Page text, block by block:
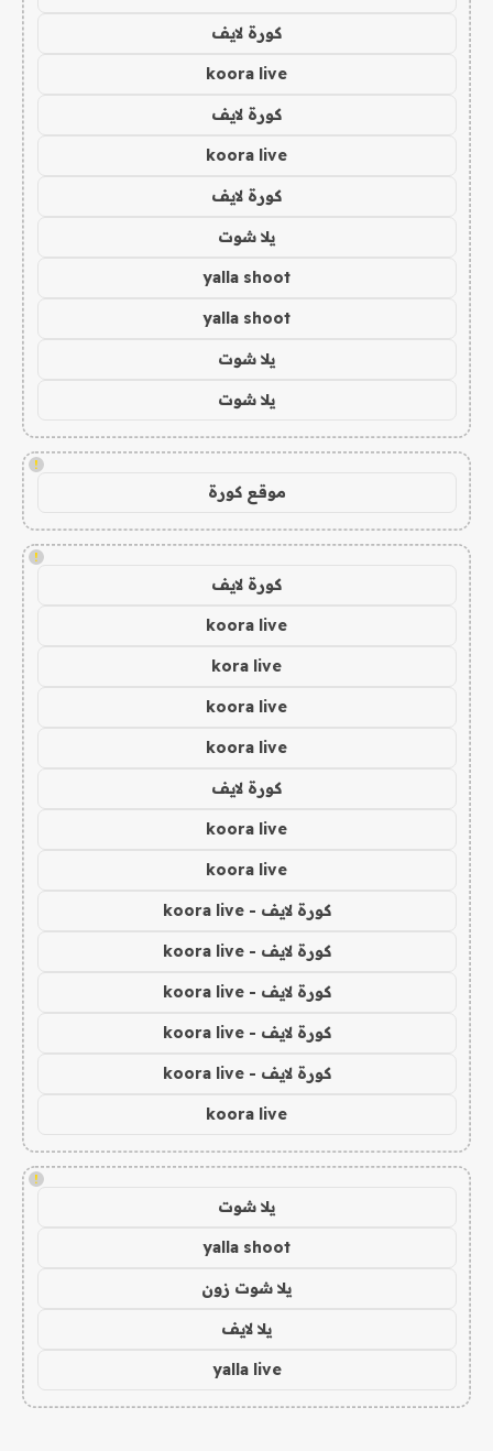
كورة لايف
koora live
كورة لايف
koora live
كورة لايف
يلا شوت
yalla shoot
yalla shoot
يلا شوت
يلا شوت
!
موقع كورة
!
كورة لايف
koora live
kora live
koora live
koora live
كورة لايف
koora live
koora live
كورة لايف - koora live
كورة لايف - koora live
كورة لايف - koora live
كورة لايف - koora live
كورة لايف - koora live
koora live
!
يلا شوت
yalla shoot
يلا شوت زون
يلا لايف
yalla live